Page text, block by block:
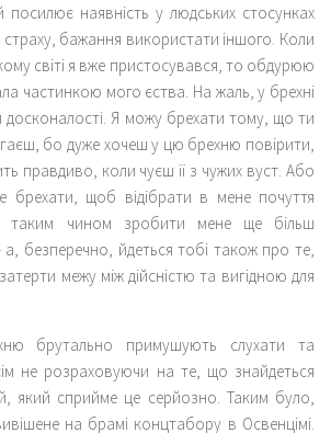
посилює наявність у людських стосунках
бажання використати іншого. Коли
світі я вже пристосувався, то обдурюю
частинкою мого єства. На жаль, у брехні
Я можу брехати тому, що ти
бо дуже хочеш у цю брехню повірити,
правдиво, коли чуєш її з чужих вуст. Або
щоб відібрати в мене почуття
й таким чином зробити мене ще більш
а, безперечно, йдеться тобі також про те,
межу між дійсністю та вигідною для
брутально примушують слухати та
не розраховуючи на те, що знайдеться
який сприйме це серйозно. Таким було,
на брамі концтабору в Освенцімі.